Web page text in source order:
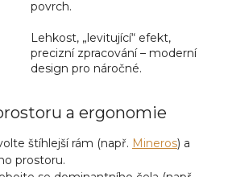
povrch.
Lehkost, „levitující“ efekt,
precizní zpracování – moderní
design pro náročné.
a ergonomie
štíhlejší rám (např. Mineros) a
prostoru.